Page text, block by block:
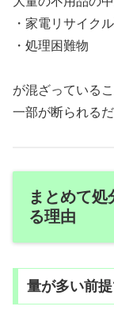
・家電リサイク
・処理困難物
が混ざっているこ
一部が断られる
まとめて
る理由
量が多い前